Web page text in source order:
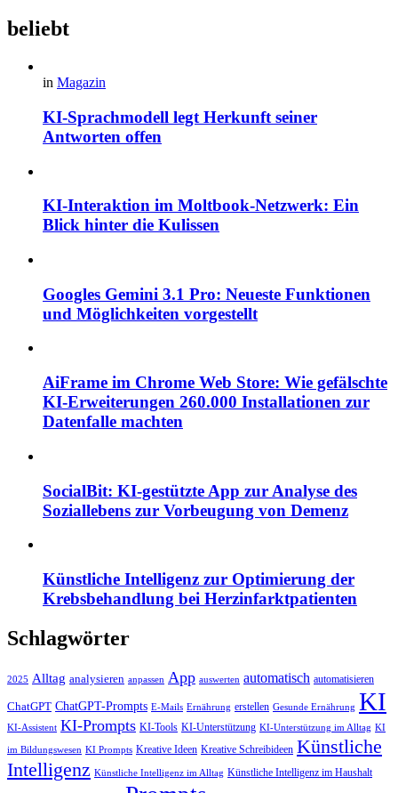
beliebt
in Magazin
KI-Sprachmodell legt Herkunft seiner
Antworten offen
KI-Interaktion im Moltbook-Netzwerk: Ein
Blick hinter die Kulissen
Googles Gemini 3.1 Pro: Neueste Funktionen
und Möglichkeiten vorgestellt
AiFrame im Chrome Web Store: Wie gefälschte
KI-Erweiterungen 260.000 Installationen zur
Datenfalle machten
SocialBit: KI-gestützte App zur Analyse des
Soziallebens zur Vorbeugung von Demenz
Künstliche Intelligenz zur Optimierung der
Krebsbehandlung bei Herzinfarktpatienten
Schlagwörter
2025 Alltag analysieren anpassen App auswerten automatisch automatisieren
ChatGPT ChatGPT-Prompts E-Mails Ernährung erstellen Gesunde Ernährung KI
KI-Assistent KI-Prompts KI-Tools KI-Unterstützung KI-Unterstützung im Alltag KI
im Bildungswesen KI Prompts Kreative Ideen Kreative Schreibideen Künstliche
Intelligenz Künstliche Intelligenz im Alltag Künstliche Intelligenz im Haushalt